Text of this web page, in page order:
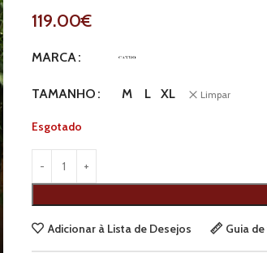
119.00€
MARCA
TAMANHO M L XL Limpar
Esgotado
Adicionar à Lista de Desejos Guia